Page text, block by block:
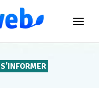
S'INFORMER